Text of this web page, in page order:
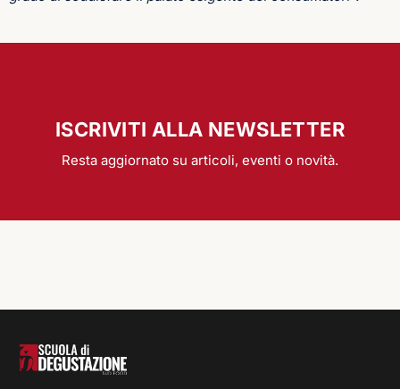
ISCRIVITI ALLA NEWSLETTER
Resta aggiornato su articoli, eventi o novità.